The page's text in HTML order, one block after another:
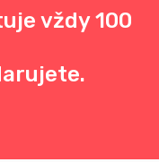
vždy 100